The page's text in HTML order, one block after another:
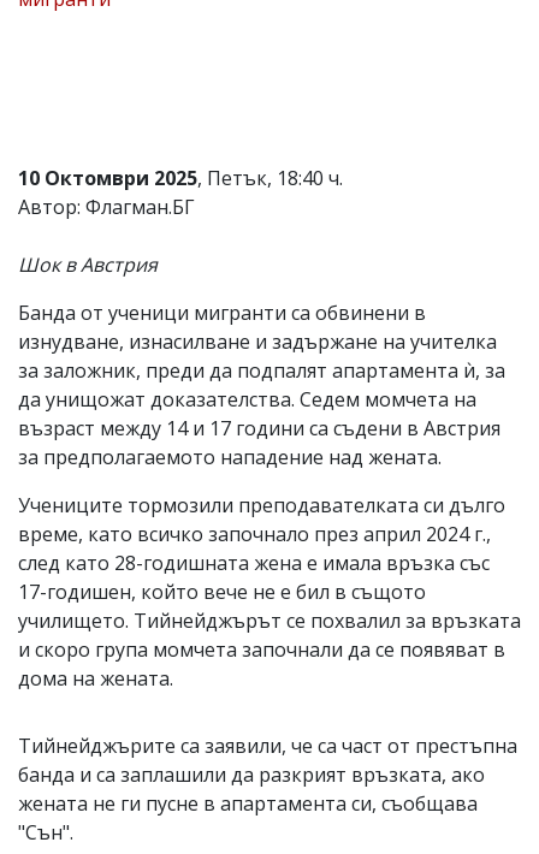
и
редакцията
не
отговорност
тях!
откриете
обиден
за
вас
коментар,
моля
ни!
10 Октомври 2025, Петък, 18:40 ч.
Автор: Флагман.БГ
Шок в Австрия
Банда от ученици мигранти са обвинени в
изнудване, изнасилване и задържане на учителка
за заложник, преди да подпалят апартамента ѝ, за
да унищожат доказателства. Седем момчета на
възраст между 14 и 17 години са съдени в Австрия
за предполагаемото нападение над жената.
Учениците тормозили преподавателката си дълго
време, като всичко започнало през април 2024 г.,
след като 28-годишната жена е имала връзка със
17-годишен, който вече не е бил в същото
училището. Тийнейджърът се похвалил за връзката
и скоро група момчета започнали да се появяват в
дома на жената.
Тийнейджърите са заявили, че са част от престъпна
банда и са заплашили да разкрият връзката, ако
жената не ги пусне в апартамента си, съобщава
"Сън".